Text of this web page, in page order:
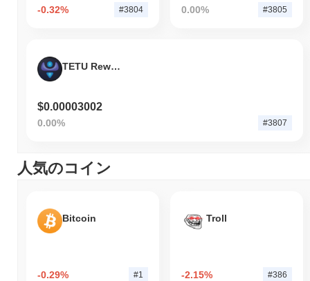
-0.32% #3804 0.00% #3805
TETU Reward Token
$0.00003002
0.00% #3807
人気のコイン
Bitcoin
-0.29% #1
Troll
-2.15% #386